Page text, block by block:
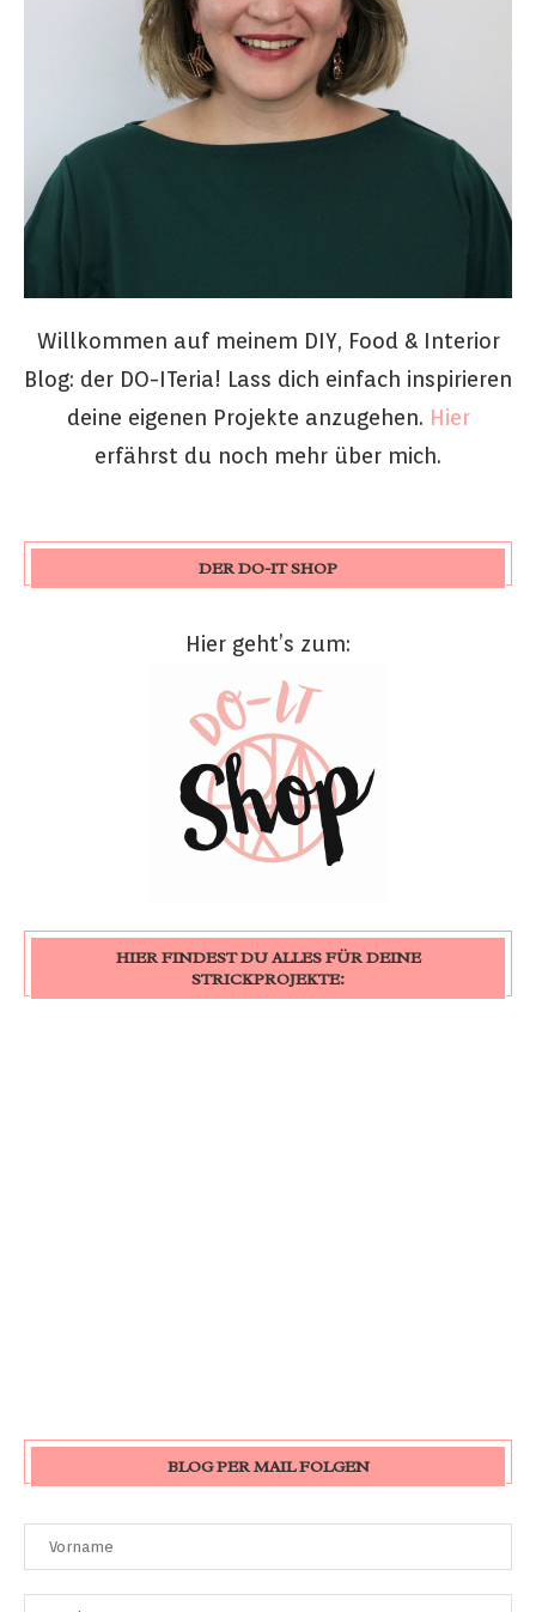
Willkommen auf meinem DIY, Food & Interior
Blog: der DO-ITeria! Lass dich einfach inspirieren
deine eigenen Projekte anzugehen. Hier
erfährst du noch mehr über mich.
DER DO-IT SHOP
Hier geht’s zum:
HIER FINDEST DU ALLES FÜR DEINE
STRICKPROJEKTE:
BLOG PER MAIL FOLGEN